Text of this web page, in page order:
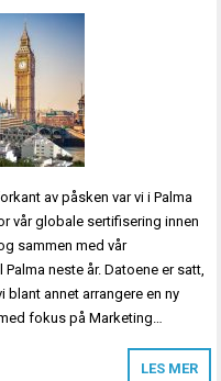
av påsken var vi i Palma
vår globale sertifisering innen
sammen med vår
neste år. Datoene er satt,
blant annet arrangere en ny
fokus på Marketing…
LES MER